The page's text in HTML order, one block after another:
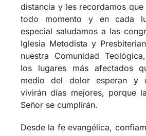
especial saludamos a las
Iglesia Metodista y
nuestra Comunidad
los lugares más afectados
medio del dolor esperan y
vivirán días mejores, porque
Señor se cumplirán.
Desde la fe evangélica,
uno de sus hijos e hijas,